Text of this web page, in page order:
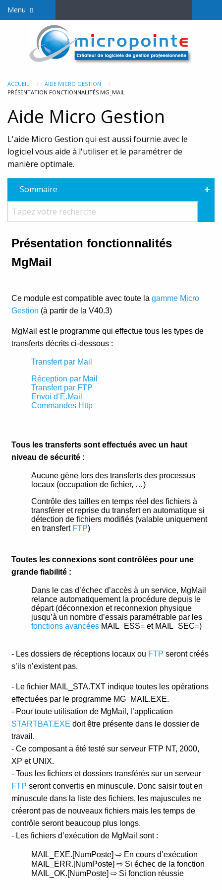
Menu
ACCUEIL
AIDE MICRO GESTION
PRÉSENTATION FONCTIONNALITÉS MG_MAIL
Aide Micro Gestion
L'aide Micro Gestion qui est aussi fournie avec le
logiciel vous aide à l'utiliser et le paramétrer de
manière optimale.
Sommaire +